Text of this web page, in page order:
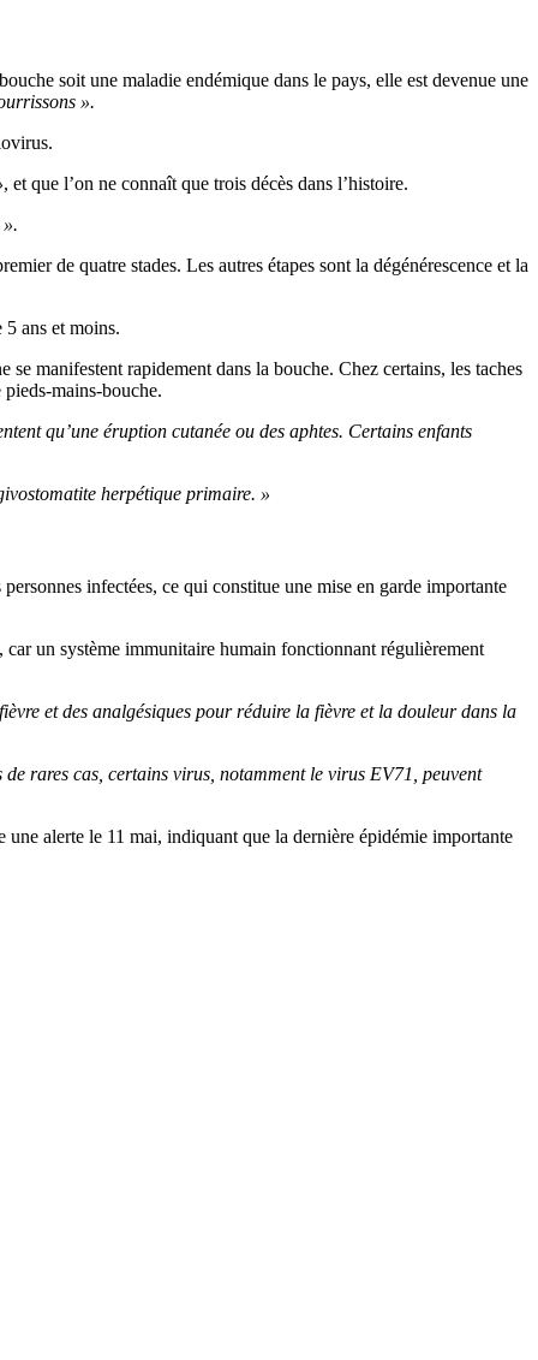
soit une maladie endémique dans le pays, elle est devenue une
».
, et que l’on ne connaît que trois décès dans l’histoire.
de quatre stades. Les autres étapes sont la dégénérescence et la
ans et moins.
manifestent rapidement dans la bouche. Chez certains, les taches
mains-bouche.
qu’une éruption cutanée ou des aphtes. Certains enfants
herpétique primaire. »
infectées, ce qui constitue une mise en garde importante
un système immunitaire humain fonctionnant régulièrement
et des analgésiques pour réduire la fièvre et la douleur dans la
de rares cas, certains virus, notamment le virus EV71, peuvent
alerte le 11 mai, indiquant que la dernière épidémie importante